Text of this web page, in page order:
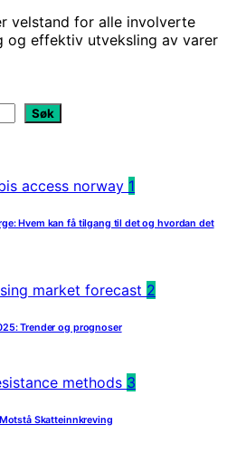
velstand for alle involverte
og effektiv utveksling av varer
Søk
1
Hvem kan få tilgang til det og hvordan det
2
Trender og prognoser
3
Skatteinnkreving